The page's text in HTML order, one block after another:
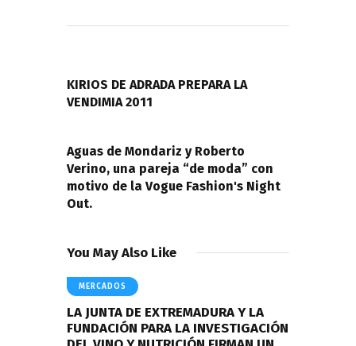
entradas
KIRIOS DE ADRADA PREPARA LA
VENDIMIA 2011
Aguas de Mondariz y Roberto
Verino, una pareja “de moda” con
motivo de la Vogue Fashion's Night
Out.
You May Also Like
MERCADOS
LA JUNTA DE EXTREMADURA Y LA
FUNDACIÓN PARA LA INVESTIGACIÓN